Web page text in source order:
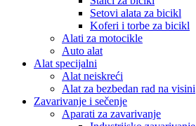
Setovi alata za bicikl
Koferi i torbe za bicikl
Alati za motocikle
Auto alat
Alat specijalni
Alat neiskreći
Alat za bezbedan rad na visini
Zavarivanje i sečenje
Aparati za zavarivanje